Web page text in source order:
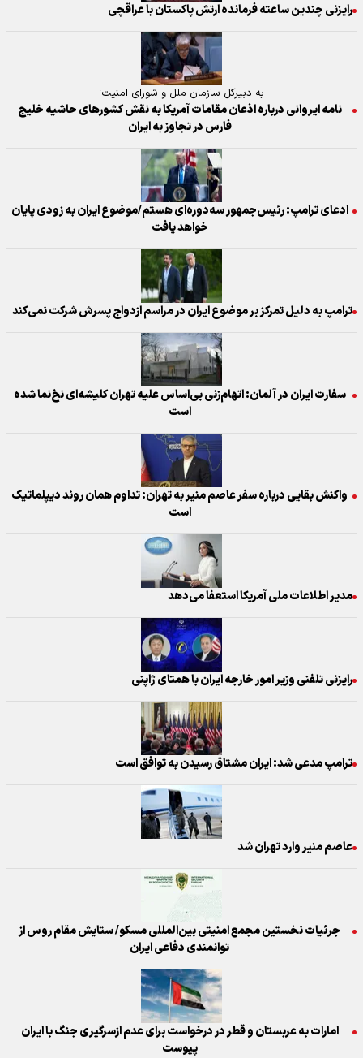
رایزنی چندین ساعته فرمانده ارتش پاکستان با عراقچی
به دبیرکل سازمان ملل و شورای امنیت؛
نامه ایروانی درباره اذعان مقامات آمریکا به نقش کشورهای حاشیه خلیج
فارس در تجاوز به ایران
ادعای ترامپ: رئیس‌جمهور سه‌دوره‌ای هستم/موضوع ایران به زودی پایان
خواهد یافت
ترامپ به دلیل تمرکز بر موضوع ایران در مراسم ازدواج پسرش شرکت نمی‌کند
سفارت ایران در آلمان: اتهام‌زنی بی‌اساس علیه تهران کلیشه‌ای نخ‌نما شده
است
واکنش بقایی درباره سفر عاصم منیر به تهران: تداوم همان روند دیپلماتیک
است
مدیر اطلاعات ملی آمریکا استعفا می‌دهد
رایزنی تلفنی وزیر امور خارجه ایران با همتای ژاپنی
ترامپ مدعی شد: ایران مشتاق رسیدن به توافق است
عاصم منیر وارد تهران شد
جرئیات نخستین مجمع امنیتی بین‌المللی مسکو/ ستایش مقام روس از
توانمندی دفاعی ایران
امارات به عربستان و قطر در درخواست برای عدم ازسرگیری جنگ با ایران
پیوست